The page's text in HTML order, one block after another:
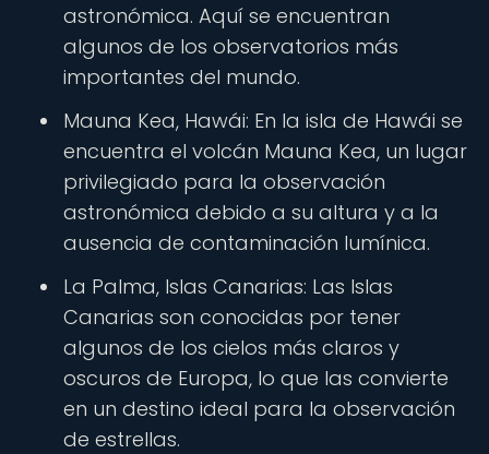
astronómica. Aquí se encuentran
algunos de los observatorios más
importantes del mundo.
Mauna Kea, Hawái: En la isla de Hawái se
encuentra el volcán Mauna Kea, un lugar
privilegiado para la observación
astronómica debido a su altura y a la
ausencia de contaminación lumínica.
La Palma, Islas Canarias: Las Islas
Canarias son conocidas por tener
algunos de los cielos más claros y
oscuros de Europa, lo que las convierte
en un destino ideal para la observación
de estrellas.